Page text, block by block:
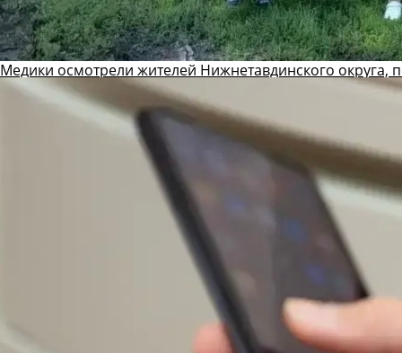
Медики осмотрели жителей Нижнетавдинского округа,